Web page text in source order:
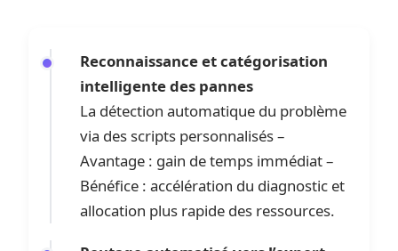
Reconnaissance et catégorisation
intelligente des pannes
La détection automatique du problème
via des scripts personnalisés –
Avantage : gain de temps immédiat –
Bénéfice : accélération du diagnostic et
allocation plus rapide des ressources.